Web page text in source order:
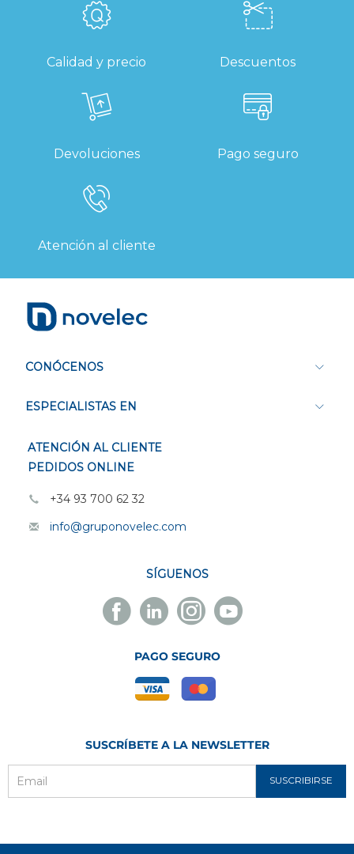
Calidad y precio Descuentos
Devoluciones Pago seguro
Atención al cliente
CONÓCENOS
ESPECIALISTAS EN
ATENCIÓN AL CLIENTE
PEDIDOS ONLINE
+34 93 700 62 32
info@gruponovelec.com
SÍGUENOS
Facebook
Novelec
Linkedin
Novelec
Instagram
Novelec
Youtube
Novelec
PAGO SEGURO
SUSCRÍBETE A LA NEWSLETTER
SUSCRIBIRSE